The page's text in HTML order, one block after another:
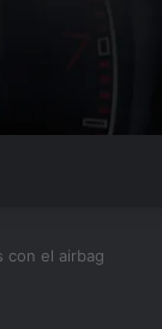
con el airbag